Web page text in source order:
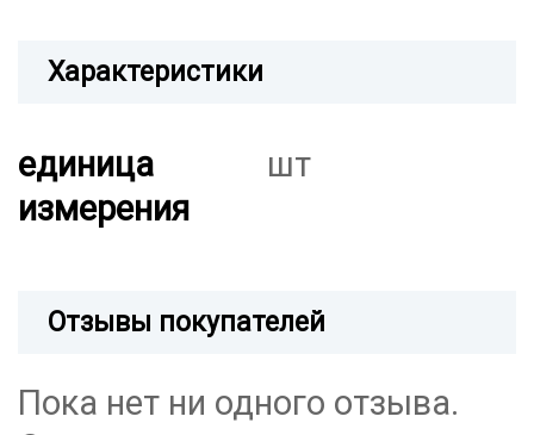
Характеристики
единица
измерения
шт
Отзывы покупателей
Пока нет ни одного отзыва.